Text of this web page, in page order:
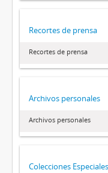
Recortes de prensa
Recortes de prensa
Archivos personales
Archivos personales
Colecciones Especiales